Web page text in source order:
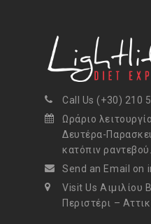
Call Us (+30) 210
Ωράριο
Δευτέρα-
κατόπιν ραντεβού.
Send an Email on
Visit Us Αιμιλίου
Περιστέρι –